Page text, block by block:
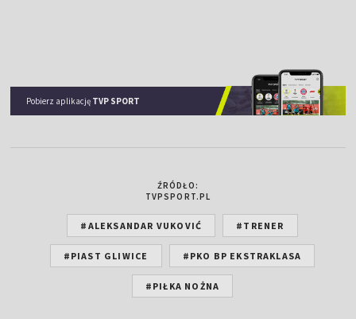
Pobierz aplikację TVP SPORT
ŹRÓDŁO:
TVPSPORT.PL
#ALEKSANDAR VUKOVIĆ #TRENER
#PIAST GLIWICE #PKO BP EKSTRAKLASA
#PIŁKA NOŻNA